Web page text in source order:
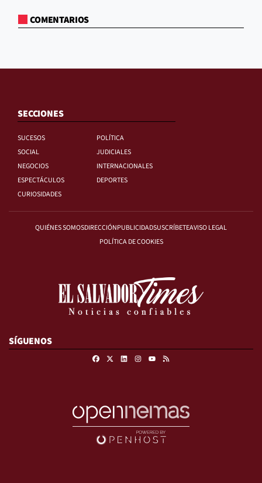
COMENTARIOS
SECCIONES
SUCESOS
POLÍTICA
SOCIAL
JUDICIALES
NEGOCIOS
INTERNACIONALES
ESPECTÁCULOS
DEPORTES
CURIOSIDADES
QUIÉNES SOMOSDIRECCIÓNPUBLICIDADSUSCRÍBETEAVISO LEGAL
POLÍTICA DE COOKIES
SÍGUENOS
FacebookLinkedinInstagram